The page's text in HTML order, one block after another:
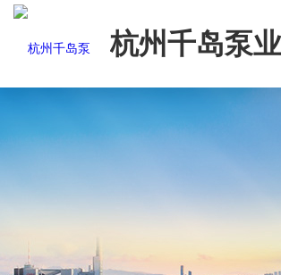
杭州千岛泵